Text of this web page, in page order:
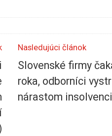
Nasledujúci článok
Slovenské firmy
roka, odborníci
nárastom